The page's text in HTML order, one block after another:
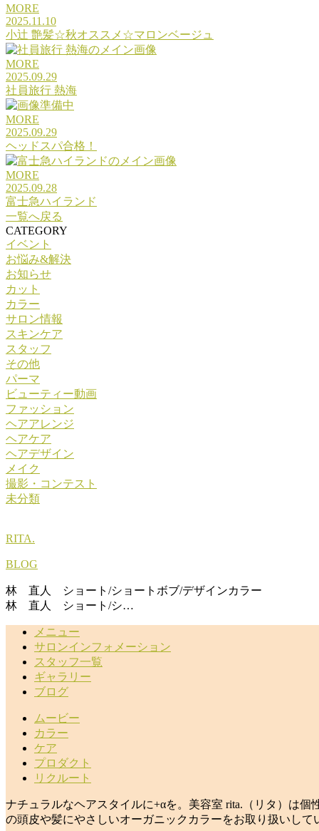
MORE
2025.11.10
小辻 艶髪☆秋オススメ☆マロンベージュ
MORE
2025.09.29
社員旅行 熱海
MORE
2025.09.29
ヘッドスパ合格！
MORE
2025.09.28
富士急ハイランド
一覧へ戻る
CATEGORY
イベント
お悩み&解決
お知らせ
カット
カラー
サロン情報
スキンケア
スタッフ
その他
パーマ
ビューティー動画
ファッション
ヘアアレンジ
ヘアケア
ヘアデザイン
メイク
撮影・コンテスト
未分類
RITA.
BLOG
林 直人 ショート/ショートボブ/デザインカラー
林 直人 ショート/シ…
メニュー
サロンインフォメーション
スタッフ一覧
ギャラリー
ブログ
ムービー
カラー
ケア
プロダクト
リクルート
ナチュラルなヘアスタイルに+αを。美容室 rita.（リタ）は
の頭皮や髪にやさしいオーガニックカラーをお取り扱いして